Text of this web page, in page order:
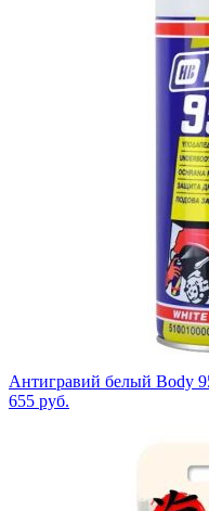
Антигравий белый Body
655 руб.